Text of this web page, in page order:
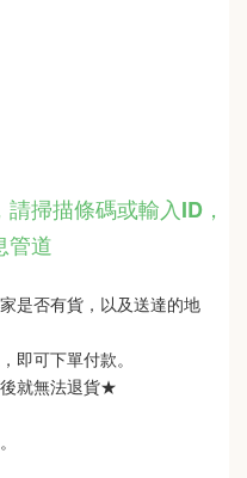
掃描條碼或輸入ID ，
管道
是否有貨，以及送達的地
即可下單付款。
就無法退貨★